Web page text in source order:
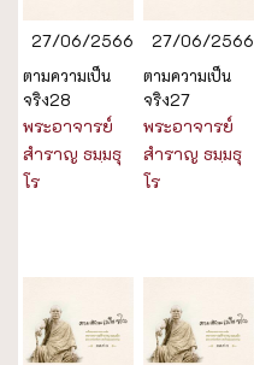
27/06/2566
ตามความเป็น
จริง28
พระอาจารย์
สำราญ ธมฺมธุ
โร
27/06/2566
ตามความเป็น
จริง27
พระอาจารย์
สำราญ ธมฺมธุ
โร